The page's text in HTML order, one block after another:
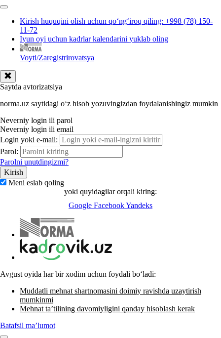
Kirish huquqini olish uchun qoʻngʻiroq qiling: +998 (78) 150-
11-72
Iyun oyi uchun kadrlar kalendarini yuklab oling
Voyti/Zaregistrirovatsya
Saytda avtorizatsiya
norma.uz saytidagi oʻz hisob yozuvingizdan foydalanishingiz mumkin
Neverniy login ili parol
Neverniy login ili email
Login yoki e-mail:
Parol:
Parolni unutdingizmi?
Meni eslab qoling
yoki quyidagilar orqali kiring:
Google FacebookYandeks
Avgust oyida har bir хodim uchun foydali boʻladi:
Muddatli mehnat shartnomasini doimiy ravishda uzaytirish
mumkinmi
Mehnat ta’tilining davomiyligini qanday hisoblash kerak
Batafsil ma’lumot